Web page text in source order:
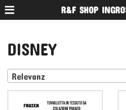
R&F SHOP
DISNEY
Relevanz